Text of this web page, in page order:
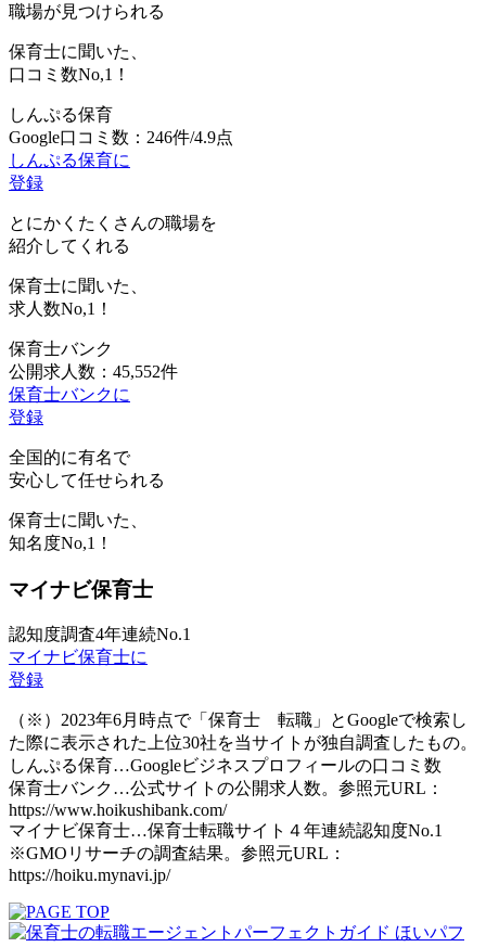
職場が見つけられる
保育士に聞いた、
口コミ数No,1！
しんぷる保育
Google口コミ数：246件/4.9点
しんぷる保育に
登録
とにかくたくさんの職場を
紹介してくれる
保育士に聞いた、
求人数No,1！
保育士バンク
公開求人数：45,552件
保育士バンクに
登録
全国的に有名で
安心して任せられる
保育士に聞いた、
知名度No,1！
マイナビ保育士
認知度調査4年連続No.1
マイナビ保育士に
登録
（※）2023年6月時点で「保育士 転職」とGoogleで検索し
た際に表示された上位30社を当サイトが独自調査したもの。
しんぷる保育…Googleビジネスプロフィールの口コミ数
保育士バンク…公式サイトの公開求人数。参照元URL：
https://www.hoikushibank.com/
マイナビ保育士…保育士転職サイト４年連続認知度No.1
※GMOリサーチの調査結果。参照元URL：
https://hoiku.mynavi.jp/